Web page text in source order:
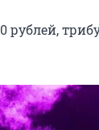
рублей,